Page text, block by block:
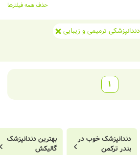
حذف همه فیلترها
ترمیمی و زیبایی
1
دندانپزشک خوب در
بندر ترکمن
بهترین دندانپزشک
گالیکش